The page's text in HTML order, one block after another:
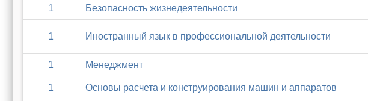
1 Безопасность жизнедеятельности
1 Иностранный язык в профессиональной деятельности
1 Менеджмент
1 Основы расчета и конструирования машин и аппаратов